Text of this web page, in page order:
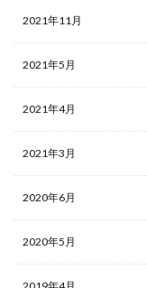
2021年11月
2021年5月
2021年4月
2021年3月
2020年6月
2020年5月